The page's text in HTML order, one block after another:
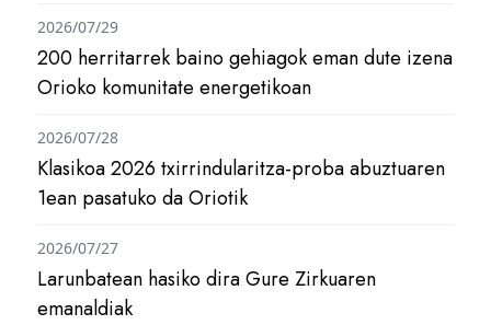
200 herritarrek baino gehiagok eman dute izena
Orioko komunitate energetikoan
2026/07/29
Klasikoa 2026 txirrindularitza-proba abuztuaren
1ean pasatuko da Oriotik
2026/07/28
Larunbatean hasiko dira Gure Zirkuaren
emanaldiak
2026/07/27